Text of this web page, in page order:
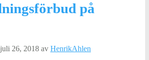
på
juli 26, 2018 av HenrikAhlen